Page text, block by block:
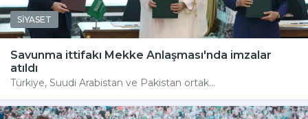
SİYASET
Savunma ittifakı Mekke Anlaşması'nda imzalar
atıldı
Türkiye, Suudi Arabistan ve Pakistan ortak...